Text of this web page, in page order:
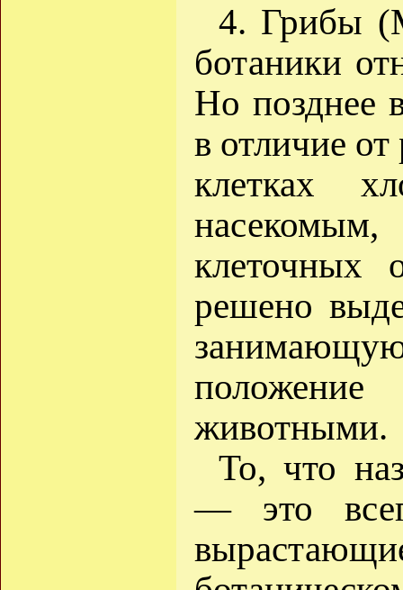
4. Грибы
ботаники
Но позднее
в отличие
клетках
клеточных
решено
животными.
То, что
— это